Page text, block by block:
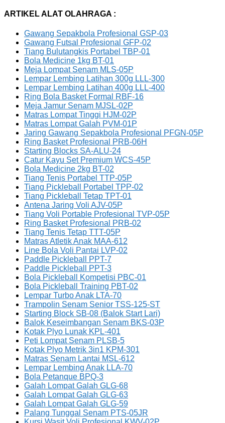
ARTIKEL ALAT OLAHRAGA :
Gawang Sepakbola Profesional GSP-03
Gawang Futsal Profesional GFP-02
Tiang Bulutangkis Portabel TBP-01
Bola Medicine 1kg BT-01
Meja Lompat Senam MLS-05P
Lempar Lembing Latihan 300g LLL-300
Lempar Lembing Latihan 400g LLL-400
Ring Bola Basket Formal RBF-16
Meja Jamur Senam MJSL-02P
Matras Lompat Tinggi HJM-02P
Matras Lompat Galah PVM-01P
Jaring Gawang Sepakbola Profesional PFGN-05P
Ring Basket Profesional PRB-06H
Starting Blocks SA-ALU-24
Catur Kayu Set Premium WCS-45P
Bola Medicine 2kg BT-02
Tiang Tenis Portabel TTP-05P
Tiang Pickleball Portabel TPP-02
Tiang Pickleball Tetap TPT-01
Antena Jaring Voli AJV-05P
Tiang Voli Portable Profesional TVP-05P
Ring Basket Profesional PRB-02
Tiang Tenis Tetap TTT-05P
Matras Atletik Anak MAA-612
Line Bola Voli Pantai LVP-02
Paddle Pickleball PPT-7
Paddle Pickleball PPT-3
Bola Pickleball Kompetisi PBC-01
Bola Pickleball Training PBT-02
Lempar Turbo Anak LTA-70
Trampolin Senam Senior TSS-125-ST
Starting Block SB-08 (Balok Start Lari)
Balok Keseimbangan Senam BKS-03P
Kotak Plyo Lunak KPL-401
Peti Lompat Senam PLSB-5
Kotak Plyo Metrik 3in1 KPM-301
Matras Senam Lantai MSL-612
Lempar Lembing Anak LLA-70
Bola Petanque BPQ-3
Galah Lompat Galah GLG-68
Galah Lompat Galah GLG-63
Galah Lompat Galah GLG-59
Palang Tunggal Senam PTS-05JR